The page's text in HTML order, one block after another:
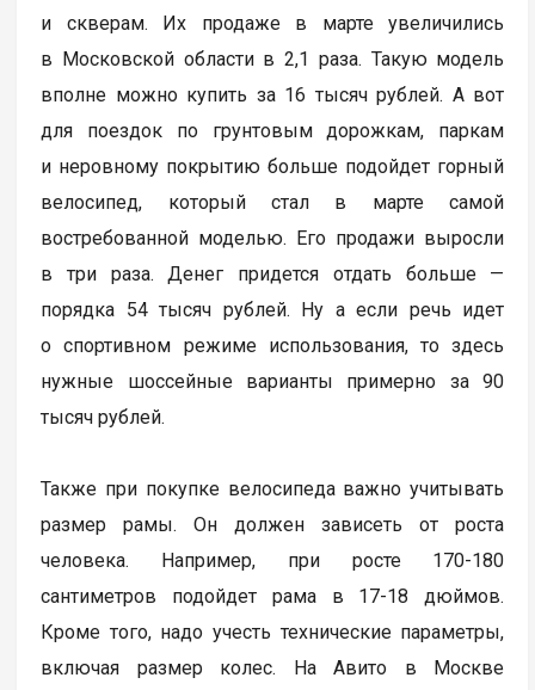
и скверам. Их продаже в марте увеличились
в Московской области в 2,1 раза. Такую модель
вполне можно купить за 16 тысяч рублей. А вот
для поездок по грунтовым дорожкам, паркам
и неровному покрытию больше подойдет горный
велосипед, который стал в марте самой
востребованной моделью. Его продажи выросли
в три раза. Денег придется отдать больше —
порядка 54 тысяч рублей. Ну а если речь идет
о спортивном режиме использования, то здесь
нужные шоссейные варианты примерно за 90
тысяч рублей.
Также при покупке велосипеда важно учитывать
размер рамы. Он должен зависеть от роста
человека. Например, при росте 170-180
сантиметров подойдет рама в 17-18 дюймов.
Кроме того, надо учесть технические параметры,
включая размер колес. На Авито в Москве